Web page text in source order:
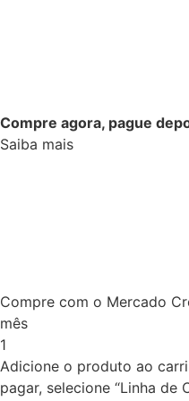
Compre agora, pague
Saiba mais
Compre com o Mercado
mês
1
Adicione o produto ao
pagar, selecione “Linha de